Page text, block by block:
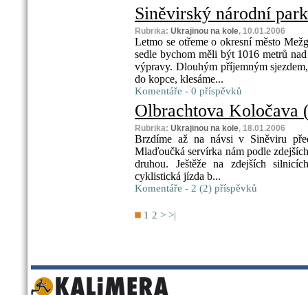
Siněvirský národní
Rubrika: Ukrajinou na kole, 10.01.2006
Letmo se otřeme o okresní město
sedle bychom měli být 1016 metrů
výpravy. Dlouhým příjemným
do kopce, klesáme...
Komentáře - 0 příspěvků
Olbrachtova Koločava
Rubrika: Ukrajinou na kole, 18.01.2006
Brzdíme až na návsi v Siněviru
Mlaďoučká servírka nám podle
druhou. Ještěže na zdejších
cyklistická jízda b...
Komentáře - 2 (2) příspěvků
1 2 > >|